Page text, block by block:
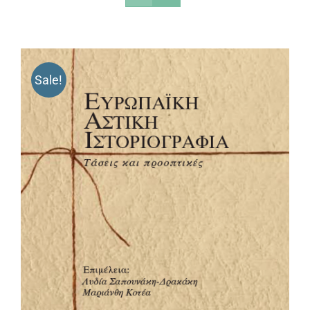
Sale!